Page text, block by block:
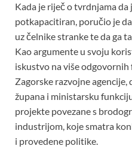
Kada je riječ o tvrdnjama
potkapacitiran, poručio je
uz čelnike stranke te da ga
Kao argumente u svoju
iskustvo na više
Zagorske razvojne
župana i ministarsku
projekte povezane s
industrijom, koje smatra
i provedene politike.